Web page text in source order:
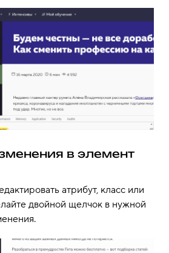
в элемент
атрибут, класс или
двойной щелчок в нужной